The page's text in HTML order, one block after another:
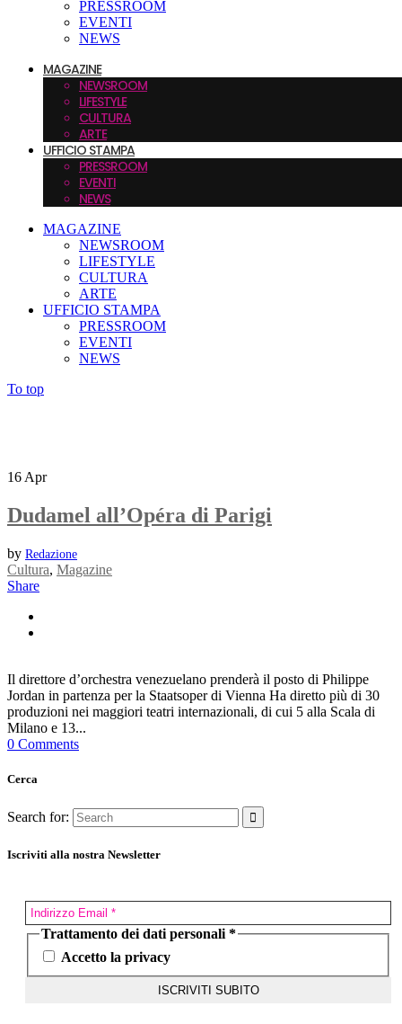
PRESSROOM
EVENTI
NEWS
MAGAZINE
NEWSROOM
LIFESTYLE
CULTURA
ARTE
UFFICIO STAMPA
PRESSROOM
EVENTI
NEWS
MAGAZINE
NEWSROOM
LIFESTYLE
CULTURA
ARTE
UFFICIO STAMPA
PRESSROOM
EVENTI
NEWS
To top
16 Apr
Dudamel all’Opéra di Parigi
by Redazione
Cultura, Magazine
Share
Il direttore d’orchestra venezuelano prenderà il posto di Philippe
Jordan in partenza per la Staatsoper di Vienna Ha diretto più di 30
produzioni nei maggiori teatri internazionali, di cui 5 alla Scala di
Milano e 13...
0 Comments
Cerca
Search for:
Iscriviti alla nostra Newsletter
Trattamento dei dati personali *
Accetto la privacy